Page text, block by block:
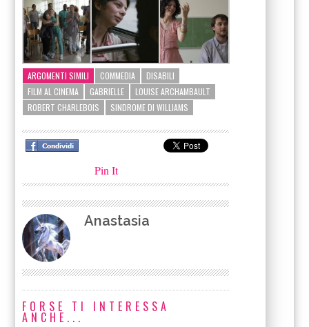
ARGOMENTI SIMILI COMMEDIA
DISABILI
FILM AL CINEMA
GABRIELLE
LOUISE ARCHAMBAULT
ROBERT CHARLEBOIS
SINDROME DI WILLIAMS
Pin It
Anastasia
FORSE TI INTERESSA
ANCHE...